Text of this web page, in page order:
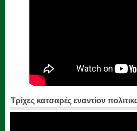
Τρίχες κατσαρές εναντίον